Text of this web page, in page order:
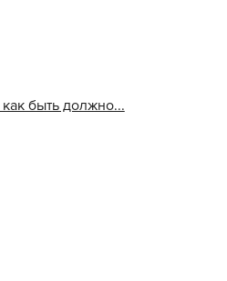
как быть должно...